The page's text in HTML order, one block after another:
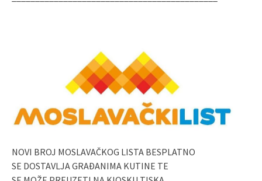
NOVI BROJ MOSLAVAČKOG LISTA BESPLATNO
SE DOSTAVLJA GRAĐANIMA KUTINE TE